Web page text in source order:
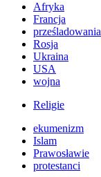
Afryka
Francja
prześladowania
Rosja
Ukraina
USA
wojna
Religie
ekumenizm
Islam
Prawosławie
protestanci